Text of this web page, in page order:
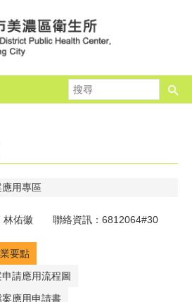
尋
應用專區
林佑徽 聯絡資訊：6812064#30
要點
請應用流程圖
應用申請書